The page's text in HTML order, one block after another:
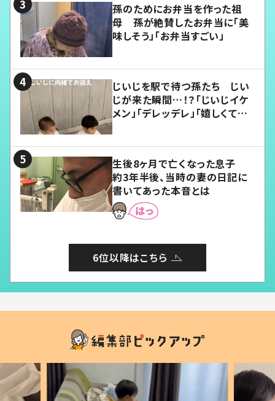
孫のためにお弁当を作った祖
母 孫が絶賛したお弁当に「美
味しそう」「お弁当すごい」
じいじを駅で待つ孫たち じい
じが来た瞬間…！？「じいじイケ
メン」「デレッデレ」「嬉しくて可
生後8ヶ月で亡くなった息子
約3年半後、当時の妻の日記に
書いてあった本音とは
6位以降はこちら